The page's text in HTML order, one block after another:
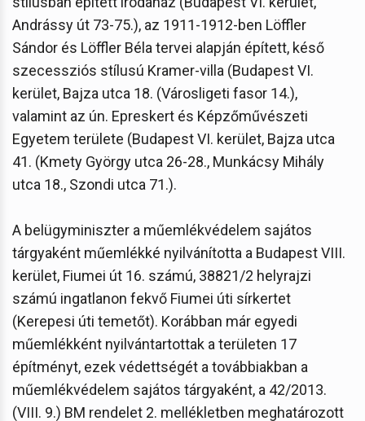
Andrássy út 73-75.), az 1911-1912-ben Löffler
Sándor és Löffler Béla tervei alapján épített, késő
szecessziós stílusú Kramer-villa (Budapest VI.
kerület, Bajza utca 18. (Városligeti fasor 14.),
valamint az ún. Epreskert és Képzőművészeti
Egyetem területe (Budapest VI. kerület, Bajza utca
41. (Kmety György utca 26-28., Munkácsy Mihály
utca 18., Szondi utca 71.).
A belügyminiszter a műemlékvédelem sajátos
tárgyaként műemlékké nyilvánította a Budapest VIII.
kerület, Fiumei út 16. számú, 38821/2 helyrajzi
számú ingatlanon fekvő Fiumei úti sírkertet
(Kerepesi úti temetőt). Korábban már egyedi
műemlékként nyilvántartottak a területen 17
építményt, ezek védettségét a továbbiakban a
műemlékvédelem sajátos tárgyaként, a 42/2013.
(VIII. 9.) BM rendelet 2. mellékletben meghatározott